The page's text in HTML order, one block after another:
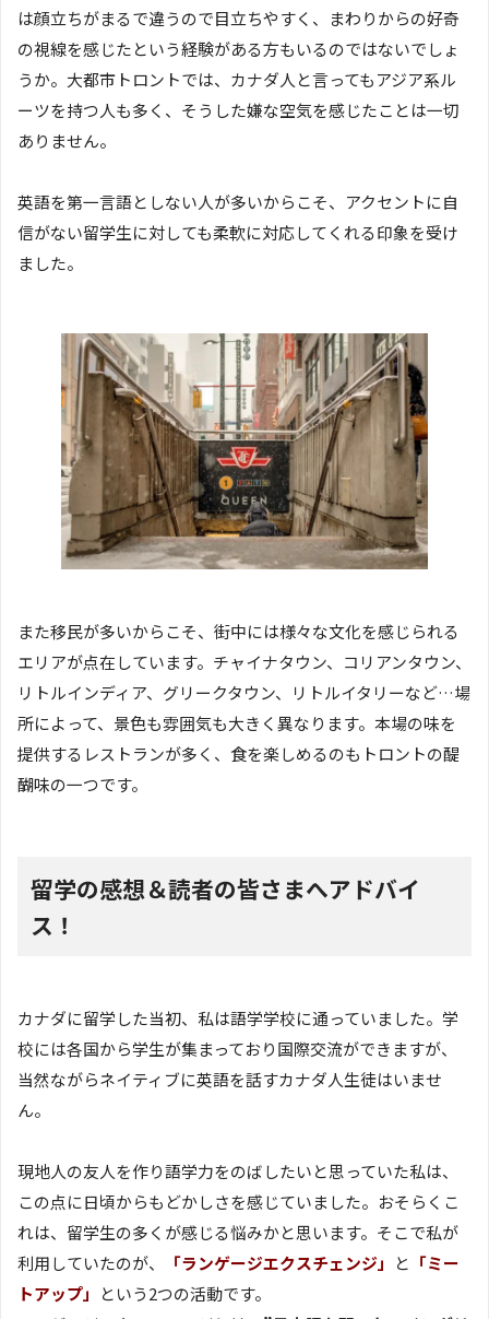
は顔立ちがまるで違うので目立ちやすく、まわりからの好奇
の視線を感じたという経験がある方もいるのではないでしょ
うか。大都市トロントでは、カナダ人と言ってもアジア系ル
ーツを持つ人も多く、そうした嫌な空気を感じたことは一切
ありません。
英語を第一言語としない人が多いからこそ、アクセントに自
信がない留学生に対しても柔軟に対応してくれる印象を受け
ました。
また移民が多いからこそ、街中には様々な文化を感じられる
エリアが点在しています。チャイナタウン、コリアンタウン、
リトルインディア、グリークタウン、リトルイタリーなど…場
所によって、景色も雰囲気も大きく異なります。本場の味を
提供するレストランが多く、食を楽しめるのもトロントの醍
醐味の一つです。
留学の感想＆読者の皆さまへアドバイ
ス！
カナダに留学した当初、私は語学学校に通っていました。学
校には各国から学生が集まっており国際交流ができますが、
当然ながらネイティブに英語を話すカナダ人生徒はいませ
ん。
現地人の友人を作り語学力をのばしたいと思っていた私は、
この点に日頃からもどかしさを感じていました。おそらくこ
れは、留学生の多くが感じる悩みかと思います。そこで私が
利用していたのが、
「ランゲージエクスチェンジ」 と 「ミー
トアップ」
という2つの活動です。